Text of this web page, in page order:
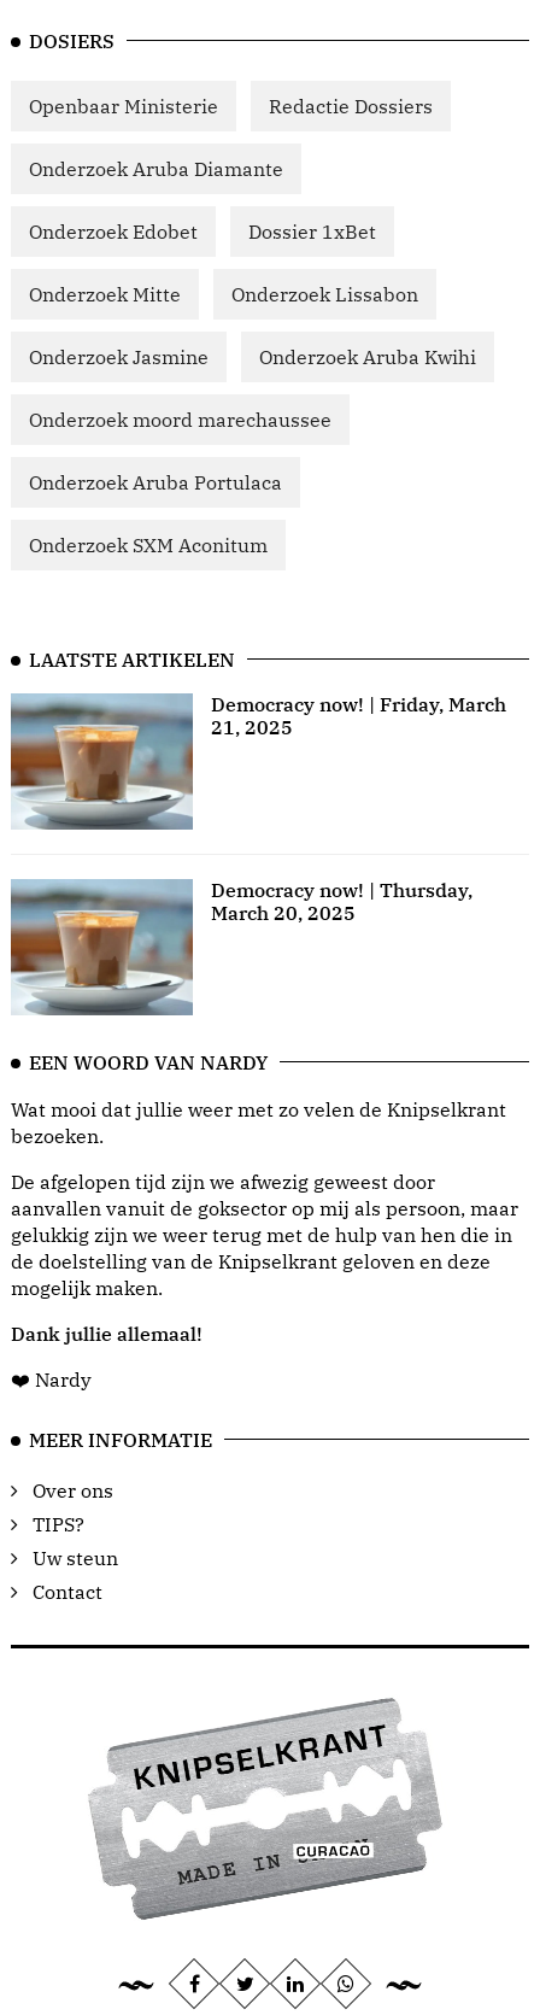
DOSIERS
Openbaar Ministerie Redactie Dossiers
Onderzoek Aruba Diamante
Onderzoek Edobet Dossier 1xBet
Onderzoek Mitte Onderzoek Lissabon
Onderzoek Jasmine Onderzoek Aruba Kwihi
Onderzoek moord marechaussee
Onderzoek Aruba Portulaca
Onderzoek SXM Aconitum
LAATSTE ARTIKELEN
Democracy now! | Friday, March
21, 2025
Democracy now! | Thursday,
March 20, 2025
EEN WOORD VAN NARDY
Wat mooi dat jullie weer met zo velen de Knipselkrant
bezoeken.
De afgelopen tijd zijn we afwezig geweest door
aanvallen vanuit de goksector op mij als persoon, maar
gelukkig zijn we weer terug met de hulp van hen die in
de doelstelling van de Knipselkrant geloven en deze
mogelijk maken.
Dank jullie allemaal!
❤️ Nardy
MEER INFORMATIE
Over ons
TIPS?
Uw steun
Contact